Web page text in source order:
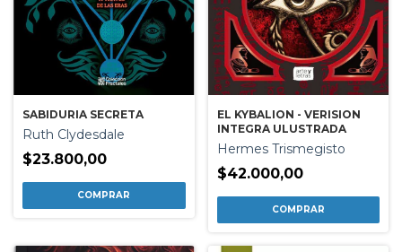
SABIDURIA SECRETA
Ruth Clydesdale
$23.800,00
EL KYBALION - VERISION
INTEGRA ULUSTRADA
Hermes Trismegisto
$42.000,00